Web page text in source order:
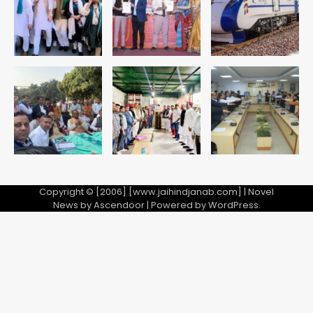
Noida Sector-49: सेक्टर-49 में 18
साल की मेड ने की खुदकुशी, शरीर पर नहीं मिली
कोई बाहरी
Avinash Kumar
Copyright © [2006] [www.jaihindjanab.com] | Novel
News byAscendoor| Powered byWordPress.